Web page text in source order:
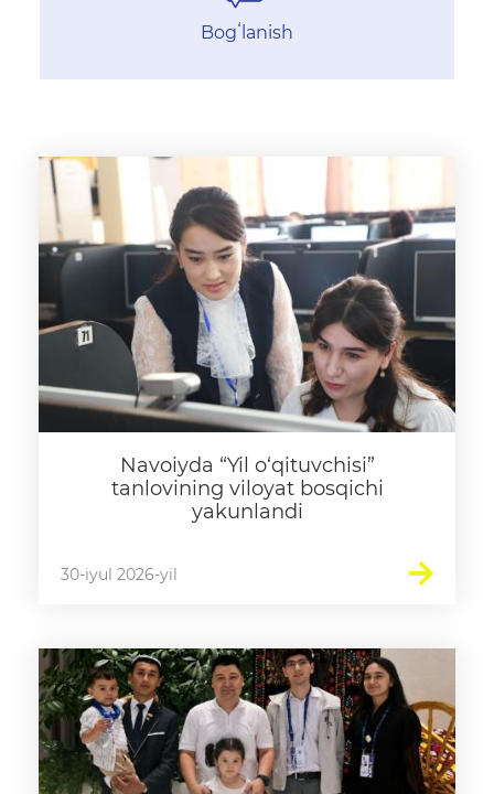
Bogʻlanish
Navoiyda “Yil o‘qituvchisi”
tanlovining viloyat bosqichi
yakunlandi
30-iyul 2026-yil